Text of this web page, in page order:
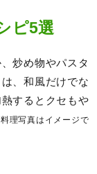
ピ5選
炒め物やパスタ
、和風だけでな
するとクセもや
理写真はイメージで